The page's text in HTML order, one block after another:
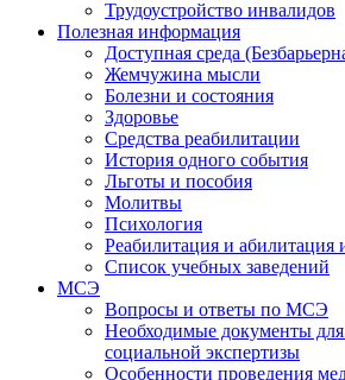
Трудоустройство инвалидов
Полезная информация
Доступная среда
Жемчужина мысли
Болезни и состояния
Здоровье
Средства реабилитации
История одного события
Льготы и пособия
Молитвы
Психология
Реабилитация и абилитация
Список учебных заведений
МСЭ
Вопросы и ответы по МСЭ
Необходимые документы
социальной экспертизы
Особенности проведения